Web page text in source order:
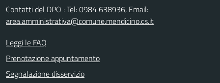
Contatti del DPO : Tel: 0984 638936, Email:
area.amministrativa@comune.mendicino.cs.it
Leggi le FAQ
Prenotazione appuntamento
Segnalazione disservizio